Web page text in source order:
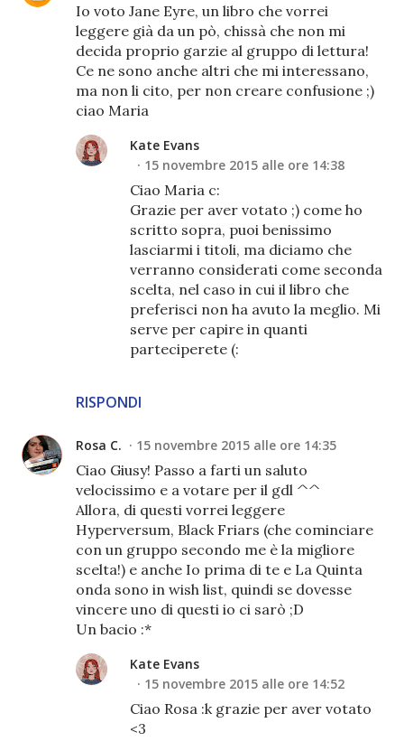
Io voto Jane Eyre, un libro che vorrei
leggere già da un pò, chissà che non mi
decida proprio garzie al gruppo di lettura!
Ce ne sono anche altri che mi interessano,
ma non li cito, per non creare confusione ;)
ciao Maria
RISPONDI
Kate Evans
15 novembre 2015 alle ore 14:38
Ciao Maria c:
Grazie per aver votato ;) come ho
scritto sopra, puoi benissimo
lasciarmi i titoli, ma diciamo che
verranno considerati come seconda
scelta, nel caso in cui il libro che
preferisci non ha avuto la meglio. Mi
serve per capire in quanti
parteciperete (:
Rosa C. 15 novembre 2015 alle ore 14:35
Ciao Giusy! Passo a farti un saluto
velocissimo e a votare per il gdl ^^
Allora, di questi vorrei leggere
Hyperversum, Black Friars (che cominciare
con un gruppo secondo me è la migliore
scelta!) e anche Io prima di te e La Quinta
onda sono in wish list, quindi se dovesse
vincere uno di questi io ci sarò ;D
Un bacio :*
Kate Evans
15 novembre 2015 alle ore 14:52
Ciao Rosa :k grazie per aver votato
<3